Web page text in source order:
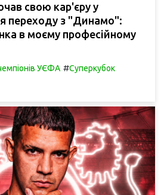
свою кар'єру у
переходу з "Динамо":
в моєму професійному
УЄФА #Суперкубок